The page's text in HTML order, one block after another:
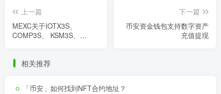
上一篇
MEXC关于IOTX3S、
COMP3S、 KSM3S、
下一篇
币安资金钱包支持数字资产
充值提现
相关推荐
「币安」如何找到NFT合约地址？